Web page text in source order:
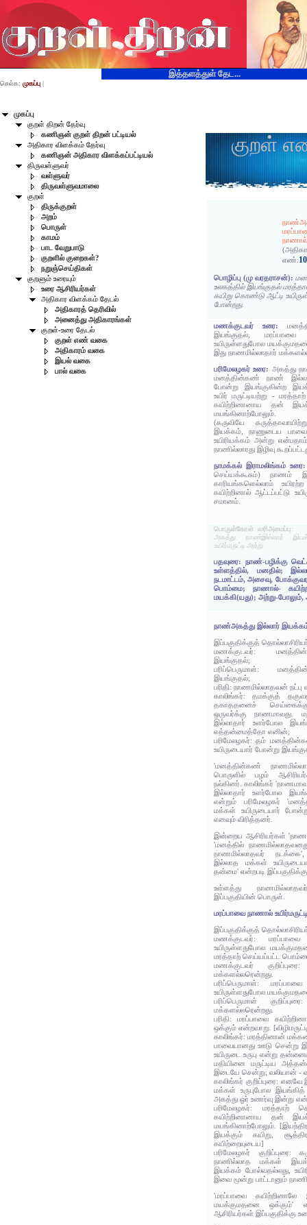
இத்தளத்துள் தேட...
முகப்பு
குறள் திறன் தேர்வு
கணிஞன் குறள் திறன் பட்டியல்
அதிகார விளக்கம் தேர்வு
கணிஞன் அதிகார விளக்கப்பட்டியல்
திருவள்ளுவர்
வள்ளுவர்
திருவள்ளுவமாலை
குறள்
திருக்குறள்
அறம்
பொருள்
காமம்
பாட வேறுபாடு
குறளில் குறைகள்?
நறுஞ்செய்திகள்
குறளும் உரையும்
உரை ஆசிரியர்கள்
அதிகார விளக்கம் தேடல்
அதிகாரத் தெரிவில்
அனைத்து அதிகாரங்கள்
குறள்-உரை தேடல்
குறள் எண் வகை
அதிகாரம் வகை
இயல் வகை
பால் வகை
செல்க: முகப்பு |
குறள்
நாணால்
எண்:
பொழிப்பு (மு வரதராசன்):
உலகத்தில் இயங்குதல்
கயிறு கொண்டு ஆட்டி
போன்றது.
மணக்குடவர் உரை:
இயங்குதல், மரப்பாவை
உயிருள்ளதுபோல
இது நாணமில்லாதார்
பரிமேலழகர் உரை: அகத்து
மனத்தின்கண் நாண்
போன்று இயங்குகின்ற
உயிர் மருட்டியற்று -
கயிற்றினானாய தன்
மயங்கினாற்போலும்.
(கருவியே
இயக்கம், நாணுடைய
உயிரியக்கம் அன்று
நாணில்லாரது இழிவு
நாமக்கல் இராமலிங்கம்
செய்யக்கூசும்) நாணம்
காரியங்களெல்லாம்
கயிற்றினால் ஆட்டப்பட்டு
சமானம்.
பொருள்கோள் வரிஅமைப்பு:
அகத்து நாண்இல்லார்
உயிர்மருட்டி அற்று.
பதவுரை: நாண்-பழிக்கு
உள்ளத்தில், மனதில்;
நடமாட்டம், அசைவு,
பொம்மை; நாணால்-
மயக்கி(யது); அற்று-
நாண்அகத்து இல்லார்
இப்பகுதிக்குத்
மணக்குடவர்:
இயங்குதல்;
பரிப்பெருமாள்:
இயங்குதல்;
பரிதி: நாணமில்லாதவன் நட்பு
காலிங்கர்: தமக்குத்
தகாததனைச்
ஒருவர்க்கு நாணமாவது.
இல்லாதார் உளர்போல
எத்தன்மைத்தோ எனின்;
பரிமேலழகர்: தம்
உயிருடையார் போன்று
'மனத்தின்கண்
பொருளில் பழம்
நல்கினர். காலிங்கர்
இல்லாதார் உளர்போல
என்றும் பரிமேலழகர்
மக்கள் உயிருடையார்
எனவும் விரித்தனர்.
இன்றைய ஆசிரியர்கள்
'மனத்தில்
நாணமில்லாதவர்
இல்லாத மக்கள்
தன்மை' என்றபடி
உள்ளத்து
இப்பகுதியின் பொருள்.
மரப்பாவை நாணால்
இப்பகுதிக்குத்
மணக்குடவர்: மரப்பாவை
உயிருள்ளதுபோல
மரத்தாற் செய்யப்பட்ட
மணக்குடவர்
மக்களல்லரென்றது.
பரிப்பெருமாள்:
உயிருள்ளதுபோல
பரிப்பெருமாள்
மக்களல்லரென்றது.
பரிதி: மரப்பாவை
ஒக்கும் என்றவாறு.
காலிங்கர்: மரத்தினான்
பாவையானது ஊடு சென்று
உயிருடை உருபு என்று
மதியினை மருட்டிய
இடையே சென்று; வலியான் -
காலிங்கர் குறிப்புரை:
மக்கள் உருபுபோல இயங்கித்
அகத்து ஓர் உணர்வு இன்று
பரிமேலழகர்: மரத்தாற்
கயிற்றினானாய தன்
மயங்கினாற்போலும்.
இயக்கும் கயிறு,
கயிற்றையுடைய]
பரிமேலழகர் குறிப்புரை:
நாணில்லாத மக்கள்
இயக்கம் போல்வதல்லது,
இவை மூன்று பாட்டானும்
'மரப்பாவை கயிற்றினாலே
மயக்குமதனை ஒக்கும்'
ஆசிரியர்கள் இப்பகுதிக்கு